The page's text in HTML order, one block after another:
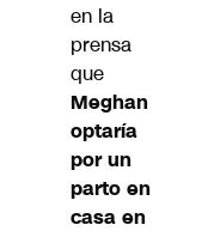
en la
prensa
que
Meghan
optaría
por un
parto en
casa en